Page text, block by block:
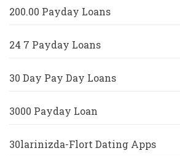
200.00 Payday Loans
24 7 Payday Loans
30 Day Pay Day Loans
3000 Payday Loan
30larinizda-Flort Dating Apps